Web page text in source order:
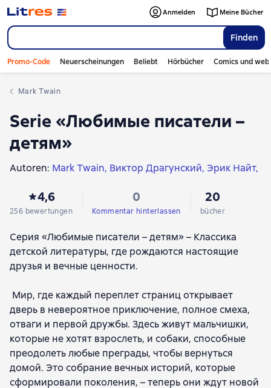
Finden
Anmelden Meine Bücher
Promo-Code Neuerscheinungen Beliebt Hörbücher Comics und
Mark Twain
Serie «Любимые писатели –
детям»
Autoren: Mark Twain Виктор Драгунский Эрик Найт
Аркадий Гайдар
Wiktor Astafjew
Валентина Осеева
Эдуард Успенский Frances Eliza Burnett
Михаил Зощенко Сергей Иванов
4,6
256 bewertungen
0
Kommentar hinterlassen
20
bücher
Серия «Любимые писатели – детям» – Классика
детской литературы, где рождаются настоящие
друзья и вечные ценности.
Мир, где каждый переплет страниц открывает
дверь в невероятное приключение, полное смеха,
отваги и первой дружбы. Здесь живут мальчишки,
которые не хотят взрослеть, и собаки, способные
преодолеть любые преграды, чтобы вернуться
домой. Это собрание вечных историй, которые
сформировали поколения, – теперь они ждут новой